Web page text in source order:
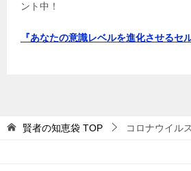
ント中！
『あなたの意識レベルを進化させるセ
賢者の知恵袋 TOP コロナウイルス